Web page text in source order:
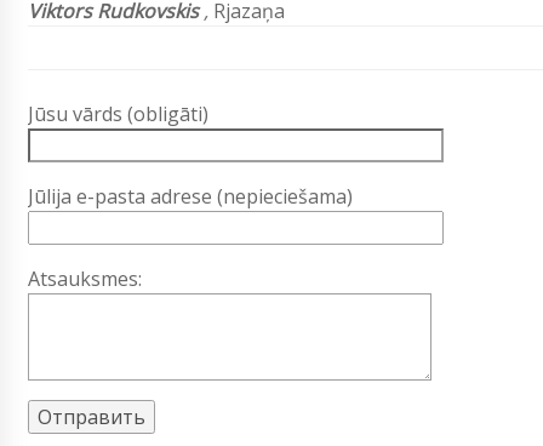
Viktors Rudkovskis , Rjazaņa
Jūsu vārds (obligāti)
Jūlija e-pasta adrese (nepieciešama)
Atsauksmes: